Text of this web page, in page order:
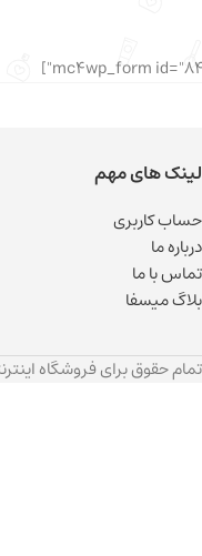
لینک های مهم
حساب کاربری
درباره ما
تماس با ما
بلاگ میسفا
تمام حقوق برای فروشگاه